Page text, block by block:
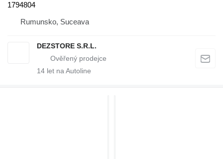
1794804
Rumunsko, Suceava
DEZSTORE S.R.L.
14 let na Autoline